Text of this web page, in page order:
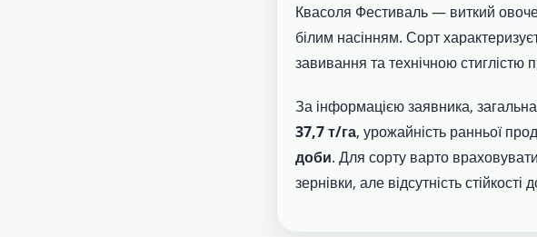
Квасоля Фестиваль — виткий
білим насінням. Сорт
завивання та технічною стиглістю
За інформацією заявника,
37,7 т/га, урожайність ранньої
доби. Для сорту варто враховувати
зернівки, але відсутність